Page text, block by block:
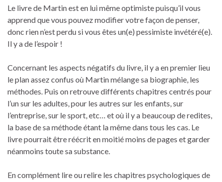
Le livre de Martin est en lui même optimiste puisqu’il vous
apprend que vous pouvez modifier votre façon de penser,
donc rien n’est perdu si vous êtes un(e) pessimiste invétéré(e).
Il y a de l’espoir !
Concernant les aspects négatifs du livre, il y a en premier lieu
le plan assez confus où Martin mélange sa biographie, les
méthodes. Puis on retrouve différents chapitres centrés pour
l’un sur les adultes, pour les autres sur les enfants, sur
l’entreprise, sur le sport, etc… et où il y a beaucoup de redites,
la base de sa méthode étant la même dans tous les cas. Le
livre pourrait être réécrit en moitié moins de pages et garder
néanmoins toute sa substance.
En complément lire ou relire les chapitres psychologiques de